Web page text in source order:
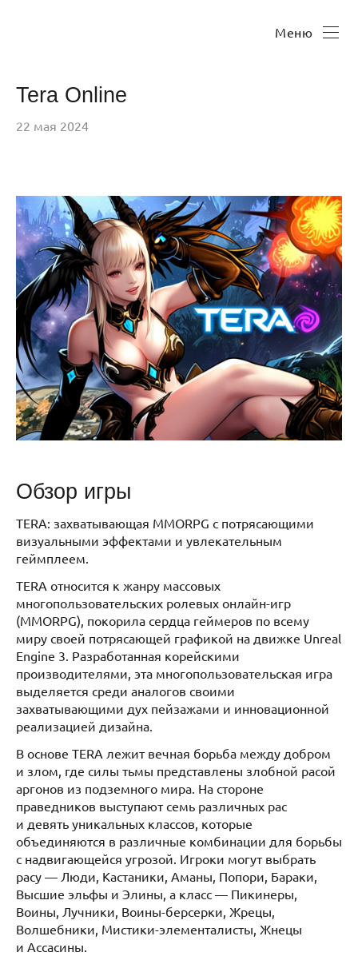
Меню
Tera Online
22 мая 2024
Обзор игры
TERA: захватывающая MMORPG с потрясающими
визуальными эффектами и увлекательным
геймплеем.
TERA относится к жанру массовых
многопользовательских ролевых онлайн-игр
(MMORPG), покорила сердца геймеров по всему
миру своей потрясающей графикой на движке Unreal
Engine 3. Разработанная корейскими
производителями, эта многопользовательская игра
выделяется среди аналогов своими
захватывающими дух пейзажами и инновационной
реализацией дизайна.
В основе TERA лежит вечная борьба между добром
и злом, где силы тьмы представлены злобной расой
аргонов из подземного мира. На стороне
праведников выступают семь различных рас
и девять уникальных классов, которые
объединяются в различные комбинации для борьбы
с надвигающейся угрозой. Игроки могут выбрать
расу — Люди, Кастаники, Аманы, Попори, Бараки,
Высшие эльфы и Элины, а класс — Пикинеры,
Воины, Лучники, Воины-берсерки, Жрецы,
Волшебники, Мистики-элементалисты, Жнецы
и Ассасины.